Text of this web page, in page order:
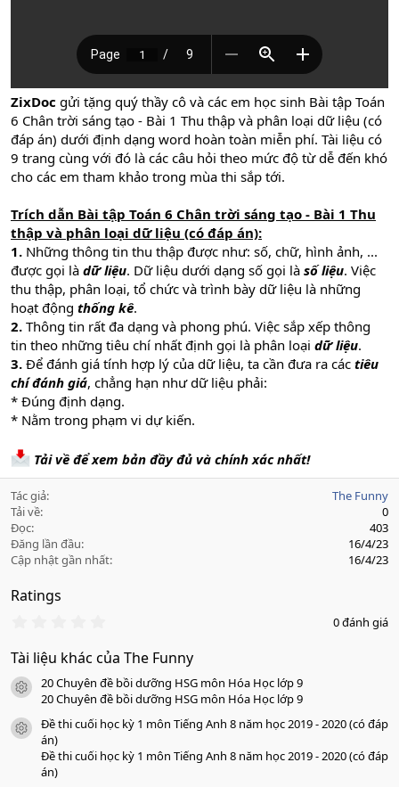
ZixDoc gửi tặng quý thầy cô và các em học sinh Bài tập Toán
6 Chân trời sáng tạo - Bài 1 Thu thập và phân loại dữ liệu (có
đáp án) dưới định dạng word hoàn toàn miễn phí. Tài liệu có
9 trang cùng với đó là các câu hỏi theo mức độ từ dễ đến khó
cho các em tham khảo trong mùa thi sắp tới.
Trích dẫn Bài tập Toán 6 Chân trời sáng tạo - Bài 1 Thu
thập và phân loại dữ liệu (có đáp án):
1. Những thông tin thu thập được như: số, chữ, hình ảnh, ...
được gọi là dữ liệu. Dữ liệu dưới dạng số gọi là số liệu. Việc
thu thập, phân loại, tổ chức và trình bày dữ liệu là những
hoạt động thống kê.
2. Thông tin rất đa dạng và phong phú. Việc sắp xếp thông
tin theo những tiêu chí nhất định gọi là phân loại dữ liệu.
3. Để đánh giá tính hợp lý của dữ liệu, ta cần đưa ra các tiêu
chí đánh giá, chẳng hạn như dữ liệu phải:
* Đúng định dạng.
* Nằm trong phạm vi dự kiến.
Tải về để xem bản đầy đủ và chính xác nhất!
Tác giả
The Funny
Tải về
0
Đọc
403
Đăng lần đầu
16/4/23
Cập nhật gần nhất
16/4/23
Ratings
0
0
s
a
o
0 đánh giá
Tài liệu khác của The Funny
icon tài liệu
20 Chuyên đề bồi dưỡng HSG môn Hóa Học lớp 9
20 Chuyên đề bồi dưỡng HSG môn Hóa Học lớp 9
icon tài liệu
Đề thi cuối học kỳ 1 môn Tiếng Anh 8 năm học 2019 - 2020 (có đáp
án)
Đề thi cuối học kỳ 1 môn Tiếng Anh 8 năm học 2019 - 2020 (có đáp
án)